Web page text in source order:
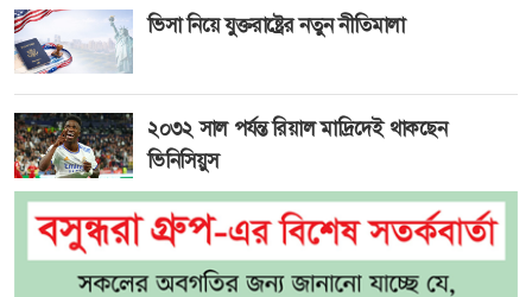
ভিসা নিয়ে যুক্তরাষ্ট্রের নতুন নীতিমালা
২০৩২ সাল পর্যন্ত রিয়াল মাদ্রিদেই থাকছেন
ভিনিসিয়ুস